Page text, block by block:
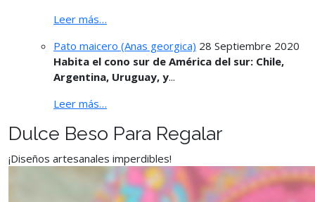
Leer más…
Pato maicero (Anas georgica) 28 Septiembre 2020
Habita el cono sur de América del sur: Chile,
Argentina, Uruguay, y...
Leer más…
Dulce Beso Para Regalar
¡Diseños artesanales imperdibles!